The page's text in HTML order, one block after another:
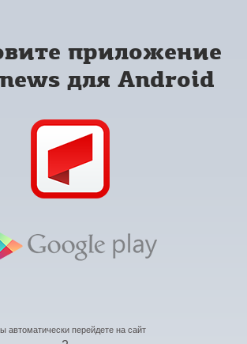
приложение
для Android
автоматически перейдете на сайт